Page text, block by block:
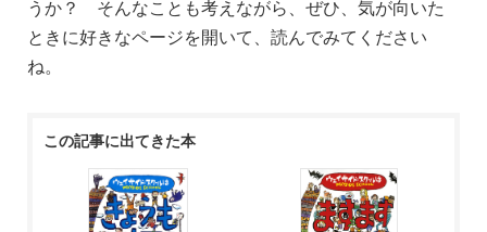
うか？ そんなことも考えながら、ぜひ、気が向いた
ときに好きなページを開いて、読んでみてください
ね。
この記事に出てきた本